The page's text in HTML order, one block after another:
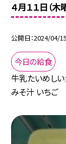
４月１１日（
公開日 2024/04/15
今日の給食
牛乳たいめし
みそ汁 いちご